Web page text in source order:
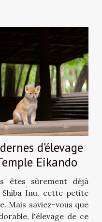
d'élevage
Eikando
êtes sûrement déjà
Inu, cette petite
Mais saviez-vous que
l'élevage de ce